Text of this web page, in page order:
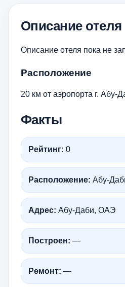
Описание отеля
Описание отеля пока не
Расположение
20 км от аэропорта г. Абу-
Факты
Рейтинг: 0
Расположение: Абу-
Адрес: Абу-Даби, ОАЭ
Построен: —
Ремонт: —